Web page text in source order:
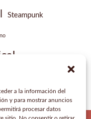
a la información del
y para mostrar anuncios
procesar datos
Steampunk